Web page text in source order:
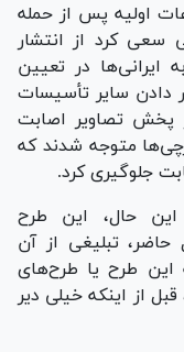
اولیه پس از حمله
سعی کرد از انتشار
در تعیین
سایر تأسیسات
پخش تصاویر اصابت
متوجه شدند که
جلوگیری کرد.
این حال، این طرح
حاضر، تبلیغی از آن
این طرح یا طرح‌های
از اینکه خیلی دیر